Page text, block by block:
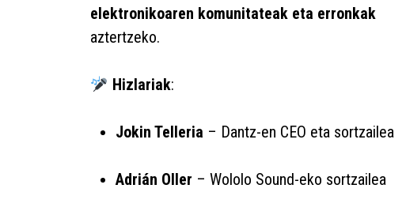
elektronikoaren komunitateak eta erronkak
aztertzeko.
Hizlariak:
Jokin Telleria – Dantz-en CEO eta sortzailea
Adrián Oller – Wololo Sound-eko sortzailea